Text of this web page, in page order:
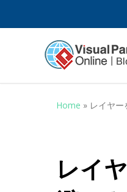
Home » レイヤ
レイ